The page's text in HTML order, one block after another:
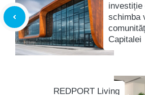
investiție
schimba
Capitalei
REDPORT Living